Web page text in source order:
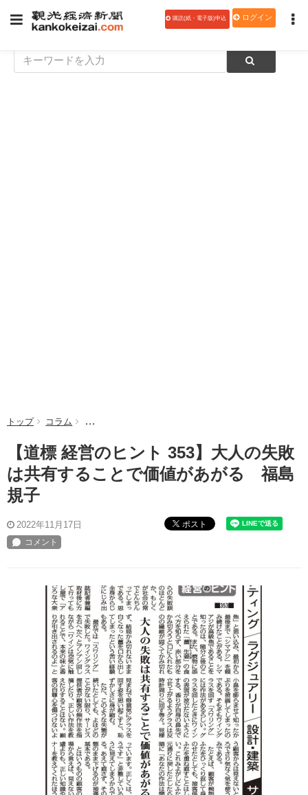
購読(紙・電子版)申込 ログイン
トップ コラム 【道標 経営のヒント 353】大人の失敗は共有するこ
【道標 経営のヒント 353】大人の失敗
は共有することで価値があがる 福島
規子
2022年11月17日 ポスト